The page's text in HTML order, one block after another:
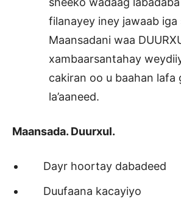
filanayey iney jawaab iga
Maansadani waa
xambaarsantahay
cakiran oo u baahan
la’aaneed.
Maansada. Duurxul.
Dayr hoortay dabadeed
Duufaana kacayiyo